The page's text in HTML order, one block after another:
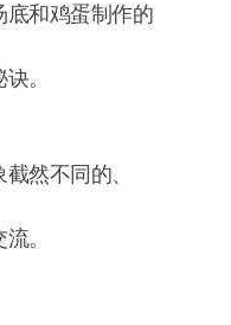
底和鸡蛋制作的
。
然不同的、
。